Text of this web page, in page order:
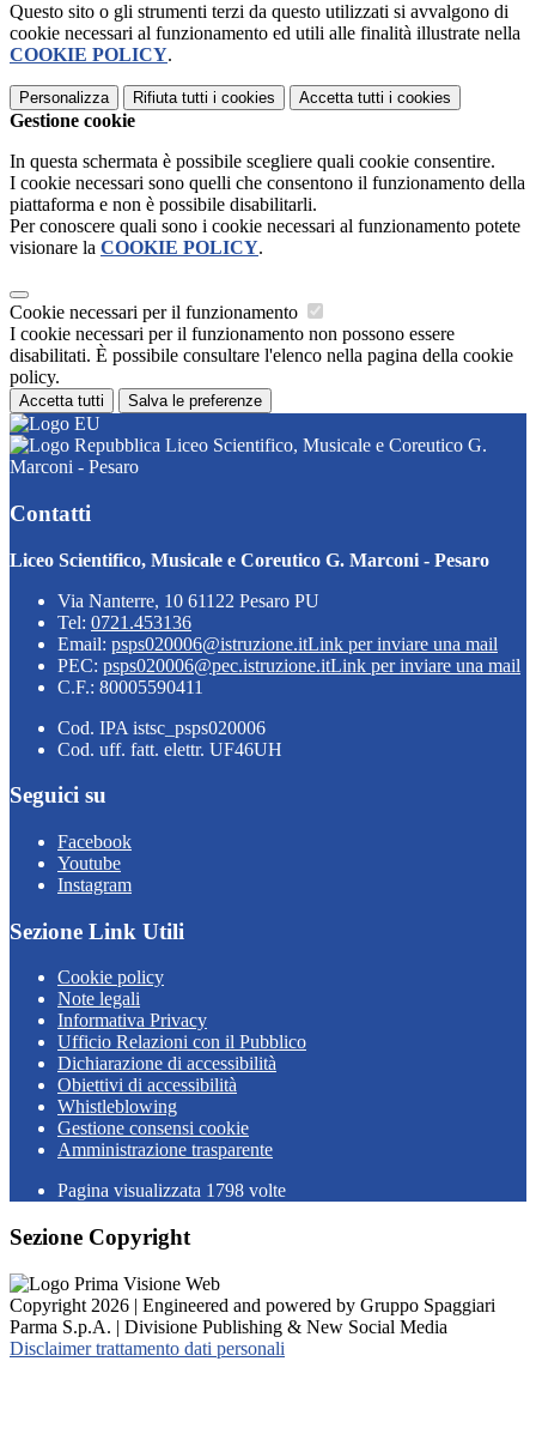
Questo sito o gli strumenti terzi da questo utilizzati si avvalgono di
cookie necessari al funzionamento ed utili alle finalità illustrate nella
COOKIE POLICY.
Personalizza Rifiuta tutti i cookies Accetta tutti i cookies
Gestione cookie
In questa schermata è possibile scegliere quali cookie consentire.
I cookie necessari sono quelli che consentono il funzionamento della
piattaforma e non è possibile disabilitarli.
Per conoscere quali sono i cookie necessari al funzionamento potete
visionare la COOKIE POLICY.
Cookie necessari per il funzionamento
I cookie necessari per il funzionamento non possono essere
disabilitati. È possibile consultare l'elenco nella pagina della cookie
policy.
Accetta tutti Salva le preferenze
Liceo Scientifico, Musicale e Coreutico G.
Marconi - Pesaro
Contatti
Liceo Scientifico, Musicale e Coreutico G. Marconi - Pesaro
Via Nanterre, 10 61122 Pesaro PU
Tel: 0721.453136
Email: psps020006@istruzione.itLink per inviare una mail
PEC: psps020006@pec.istruzione.itLink per inviare una mail
C.F.: 80005590411
Cod. IPA istsc_psps020006
Cod. uff. fatt. elettr. UF46UH
Seguici su
Facebook
Youtube
Instagram
Sezione Link Utili
Cookie policy
Note legali
Informativa Privacy
Ufficio Relazioni con il Pubblico
Dichiarazione di accessibilità
Obiettivi di accessibilità
Whistleblowing
Gestione consensi cookie
Amministrazione trasparente
Pagina visualizzata 1798 volte
Sezione Copyright
Copyright 2026 | Engineered and powered by Gruppo Spaggiari
Parma S.p.A. | Divisione Publishing & New Social Media
Disclaimer trattamento dati personali